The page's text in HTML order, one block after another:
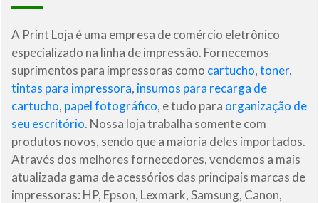
A Print Loja é uma empresa de comércio eletrônico
especializado na linha de impressão. Fornecemos
suprimentos para impressoras como cartucho,toner,
tintas para impressora, insumos para recarga de
cartucho, papel fotográfico, e tudo para organização de
seu escritório. Nossa loja trabalha somente com
produtos novos, sendo que a maioria deles importados.
Através dos melhores fornecedores, vendemos a mais
atualizada gama de acessórios das principais marcas de
impressoras: HP, Epson, Lexmark, Samsung, Canon,